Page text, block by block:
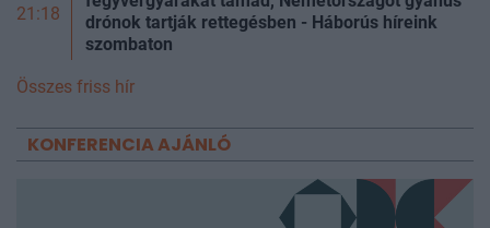
21:18
drónok tartják rettegésben - Háborús híreink
szombaton
Összes friss hír
KONFERENCIA AJÁNLÓ